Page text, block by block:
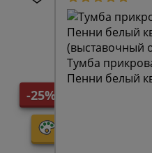
-25%
Тумба
Пенни белый